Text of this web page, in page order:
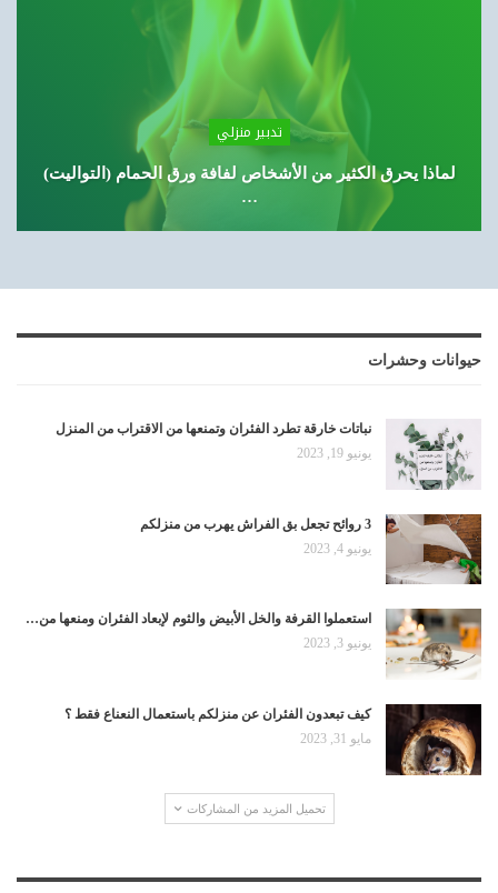
تدبير منزلي
لماذا يحرق الكثير من الأشخاص لفافة ورق الحمام (التواليت)
…
حيوانات وحشرات
نباتات خارقة تطرد الفئران وتمنعها من الاقتراب من المنزل
يونيو 19, 2023
3 روائح تجعل بق الفراش يهرب من منزلكم
يونيو 4, 2023
استعملوا القرفة والخل الأبيض والثوم لإبعاد الفئران ومنعها من…
يونيو 3, 2023
كيف تبعدون الفئران عن منزلكم باستعمال النعناع فقط ؟
مايو 31, 2023
تحميل المزيد من المشاركات